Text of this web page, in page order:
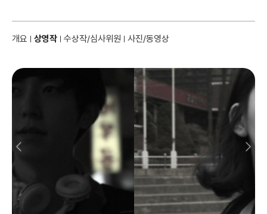
개요 상영작 수상작/심사위원 사진/동영상